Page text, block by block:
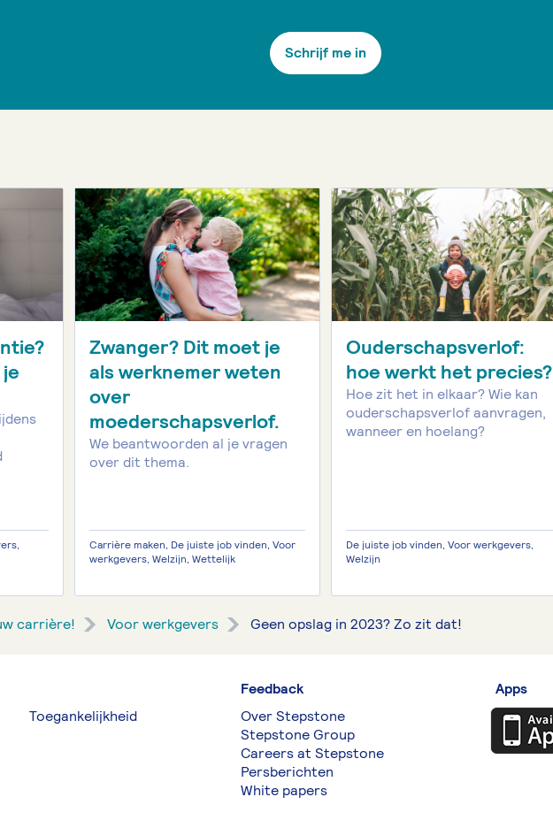
Schrijf me in
Zwanger? Dit moet je
als werknemer weten
over
moederschapsverlof.
We beantwoorden al je vragen
over dit thema.
Carrière maken, De juiste job vinden, Voor
werkgevers, Welzijn, Wettelijk
Ouderschapsverlof:
hoe werkt het precies?
Hoe zit het in elkaar? Wie kan
ouderschapsverlof aanvragen,
wanneer en hoelang?
De juiste job vinden, Voor werkgevers,
Welzijn
carrière! Voor werkgevers Geen opslag in 2023? Zo zit dat!
Toegankelijkheid
Feedback
Over Stepstone
Stepstone Group
Careers at Stepstone
Persberichten
White papers
Apps